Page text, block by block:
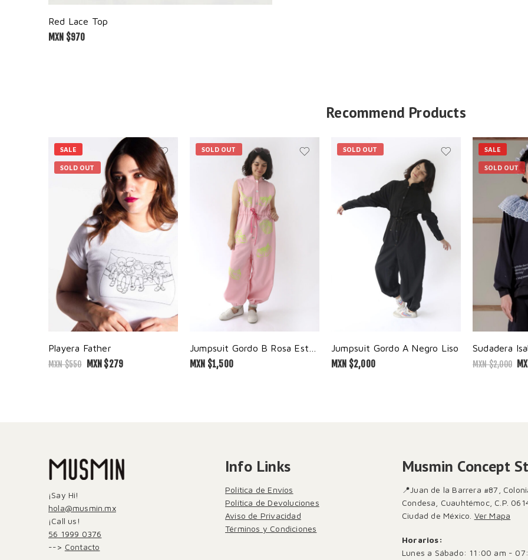
Red Lace Top
MXN $970
Recommend Products
SALE
SOLD OUT
Playera Father
MXN $550 MXN $279
SOLD OUT
MXN $1,500
SOLD OUT
Jumpsuit Gordo A Negro Liso
MXN $2,000
SALE
SOLD OUT
Sudadera
MXN $2,000
¡Say Hi!
hola@musmin.mx
¡Call us!
56 1999 0376
--> Contacto
Info Links
Política de Envíos
Política de Devoluciones
Aviso de Privacidad
Términos y Condiciones
Musmin Concept
📍Juan de la Barrera #87,
Condesa, Cuauhtémoc, C.P.
Ciudad de México. Ver Mapa
Horarios:
Lunes a Sábado: 11:00 am -